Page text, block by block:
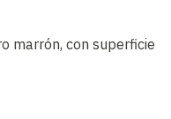
marrón, con superficie